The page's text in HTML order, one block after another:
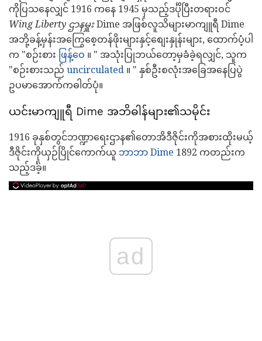
ကိုပြသနေလျှင် 1916 ကနေ 1945 မှသည့်ဒင်္ပိုပြီးတရားဝင်
Wing Liberty ဌာနမှူးDime အဖြစ်လူသိများမာကျူရီ Dime
အဘို့ခန့်မှန်းအကြွေစေ့တန်ဖိုးများနှင့်စျေးနှုန်းများ, ထောက်ပံ့ပါ
က "စဉ်းစား ဖြန့်ဝေ ။ " အသုံးပြုဘယ်တော့မှခံခဲ့ရလျှင်, သူက
"စဉ်းစားသည် uncirculated ။ " နှစ်ဦးစလုံးအခြေအနေပြပွဲ
ဥပမာအောက်ကဓါတ်ပုံ။
ယင်းမာကျူရီ Dime အဘိဓါန်များ၏သမိုင်း
1916 ခုနှစ်တွင်ဘဏ္ဍာရေးဌာန၏တောအိဒီဇိုင်းကိုအစားထိုးမယ့်
ဒီဇိုင်းကိုယှဉ်ပြိုင်ကောက်ယူ ဘာဘာ Dime 1892 ကတည်းက
သည့်ဒင်္ခဲ့။
ad